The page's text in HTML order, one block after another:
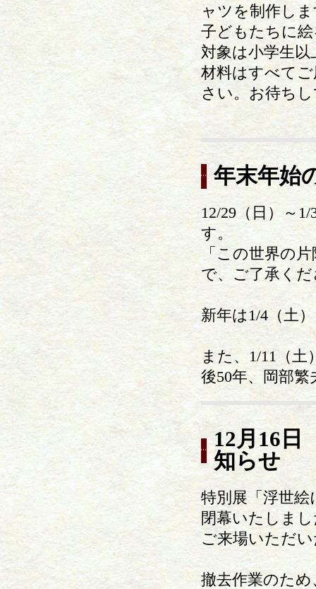
ャツを制作し
子どもたちに
対象は小学生以
材料はすべて
さい。お待ち
年末年始
12/29（日）～
す。
「この世界の
で、ご了承く
新年は1/4（土
また、1/11（
後50年、岡部
12月16日
知らせ
特別展「浮世
閉幕いたしま
ご来場いただ
撤去作業のため